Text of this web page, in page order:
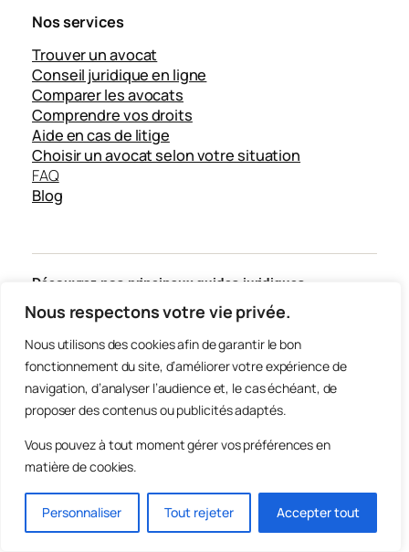
Nous respectons votre vie privée.
Nous utilisons des cookies afin de garantir le bon
fonctionnement du site, d’améliorer votre expérience de
navigation, d’analyser l’audience et, le cas échéant, de
proposer des contenus ou publicités adaptés.
Vous pouvez à tout moment gérer vos préférences en
matière de cookies.
Personnaliser Tout rejeter Accepter tout
Nos services
Trouver un avocat
Conseil juridique en ligne
Comparer les avocats
Comprendre vos droits
Aide en cas de litige
Choisir un avocat selon votre situation
FAQ
Blog
Découvrez nos principaux guides juridiques
Découvrez les catégories de notre blog juridique
Site édité par StreetOfService, avec l’expertise de
(référencement local)
Conçu avec soin, clarté et passion